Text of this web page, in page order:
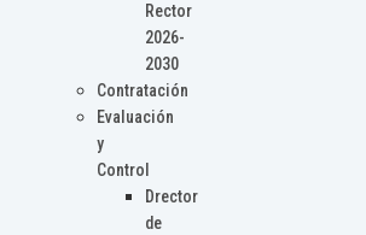
Rector
2026-
2030
Contratación
Evaluación
y
Control
Drector
de